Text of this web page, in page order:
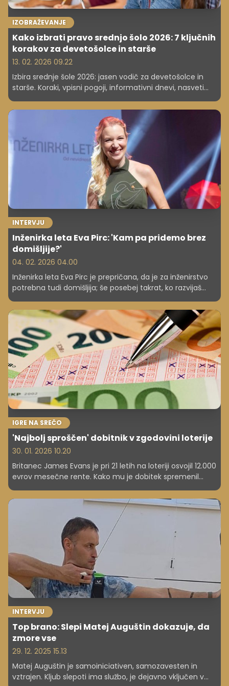
IZOBRAŽEVANJE
Kako izbrati pravo srednjo šolo 2026: 7 ključnih
korakov za devetošolce in starše
13. 02. 2026 09.22
Izbira srednje šole 2026: jasen vodič za devetošolce in
starše. Koraki, vpisni pogoji, informativni dnevi, nasveti
INTERVJU
Inženirka leta Eva Pirc: 'Kam pa pridemo brez
domišljije?'
04. 02. 2026 04.00
Inženirka leta Eva Pirc je prepričana, da je za inženirstvo
potrebna tudi domišljija; še posebej takrat, ko razvijaš
"potujejo" v vesolje, disleksijo pa danes razume kot
prednost pri reševanju problemov. Inženirstvo po njenem
ni nujno osem ur za računalnikom, mladi pa bi se s
tehniko morali srečati zgodaj in praktično, ne šele po
"naključju".
IGRE NA SREČO
'Najbolj sproščen' dobitnik v zgodovini loterije
30. 01. 2026 10.20
Britanec James Evans je pri 21 letih na loteriji osvojil 12.000
evrov mesečne rente. Kako mu je dobitek spremenil
INTERVJU
Top brano: Slepi Matej Auguštin dokazuje, da
zmore vse
29. 12. 2025 15.13
Matej Auguštin je samoiniciativen, samozavesten in
vztrajen. Kljub slepoti ima službo, je dejavno vključen v